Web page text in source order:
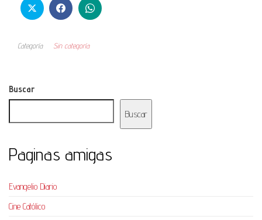
Categoría Sin categoría
Buscar
Buscar
Paginas amigas
Evangelio Diario
Cine Católico